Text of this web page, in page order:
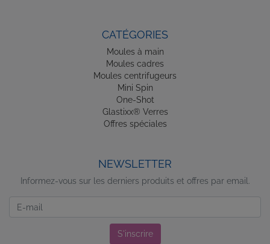
CATÉGORIES
Moules à main
Moules cadres
Moules centrifugeurs
Mini Spin
One-Shot
Glastixx® Verres
Offres spéciales
NEWSLETTER
Informez-vous sur les derniers produits et offres par email.
S'inscrire